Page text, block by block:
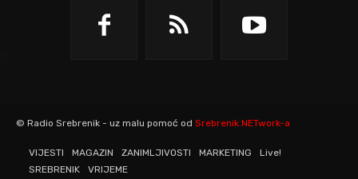
© Radio Srebrenik - uz malu pomoć od Srebrenik.NETwork-a
VIJESTI MAGAZIN ZANIMLJIVOSTI MARKETING
Live!
SREBRENIK
VRIJEME